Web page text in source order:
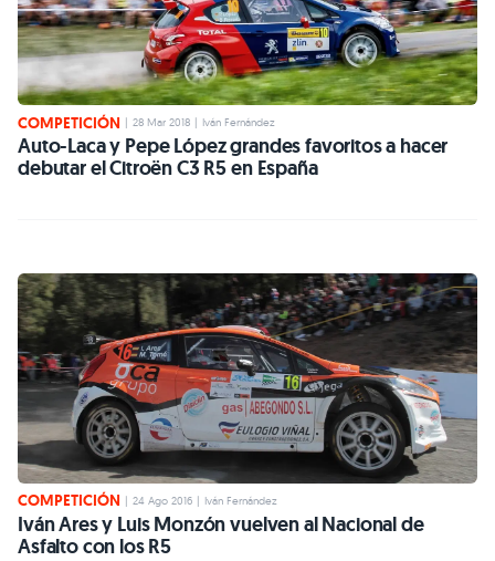
COMPETICIÓN 28 Mar 2018 Iván Fernández
Auto-Laca y Pepe López grandes favoritos a hacer
debutar el Citroën C3 R5 en España
COMPETICIÓN | 24 Ago 2016 | Iván Fernández
Iván Ares y Luis Monzón vuelven al Nacional de
Asfalto con los R5